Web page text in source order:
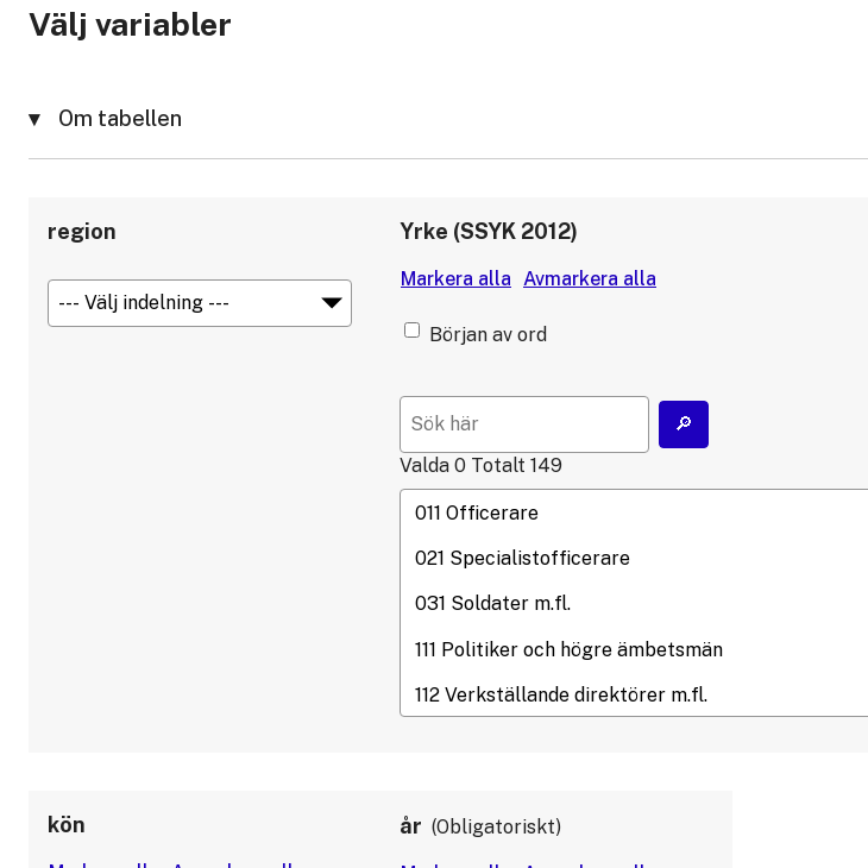
Välj variabler
Om tabellen
region Yrke (SSYK 2012)
Början av ord
Valda 0 Totalt 149
kön år Obligatoriskt